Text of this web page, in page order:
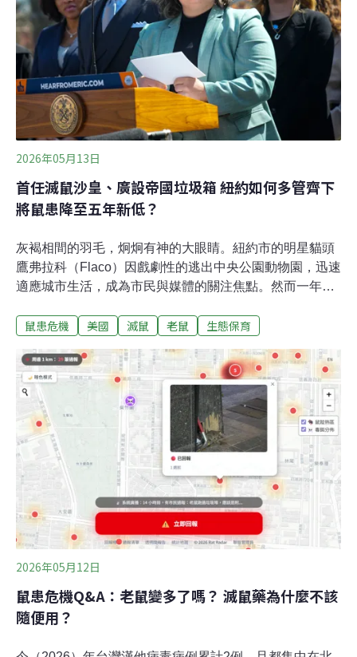
1200萬，有人開玩笑說：「巴黎一人可以養兩隻老鼠」。
2026年05月13日
首任滅鼠沙皇、廣設帝國垃圾箱 紐約如何多管齊下
將鼠患降至五年新低？
灰褐相間的羽毛，炯炯有神的大眼睛。紐約市的明星貓頭
鷹弗拉科（Flaco）因戲劇性的逃出中央公園動物園，迅速
適應城市生活，成為市民與媒體的關注焦點。然而一年
體內含有四種抗凝血老鼠藥，顯示窗殺意外前，牠的體內
Law），其中包括應採用節育等方式控制鼠患，而非使用
會連帶毒死猛禽的滅鼠藥。首任滅鼠沙皇 紐約的垃圾革命
紐約是全美鼠患第三嚴重的城市，僅次於洛杉磯與芝加
哥。據估計，紐約有約300萬隻老鼠，而每年市府收到的
鼠患投訴高達約4萬起。不論在地鐵、路邊、公寓垃圾場
都常見到超大老鼠的身影。2022年底，紐約前任市長亞當
斯（Eric Adams）一上任就把滅鼠當作施政重點。他的第
一步是啟動「垃圾革命」，從源頭減少老鼠的食物。 過
去，紐約居民與商家下午4點就能把一袋袋垃圾丟在路
邊，而清潔隊要到早上
鼠患危機 美國 滅鼠 老鼠 生態保育
2026年05月12日
鼠患危機Q&A：老鼠變多了嗎？ 滅鼠藥為什麼不該
隨便用？